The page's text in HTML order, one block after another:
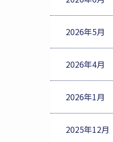
2026年5月
2026年4月
2026年1月
2025年12月